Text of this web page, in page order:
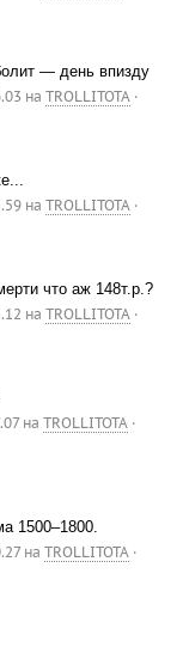
— день впизду
на TROLLITOTA ·
на TROLLITOTA ·
что аж 148т.р.?
на TROLLITOTA ·
на TROLLITOTA ·
1500–1800.
на TROLLITOTA ·